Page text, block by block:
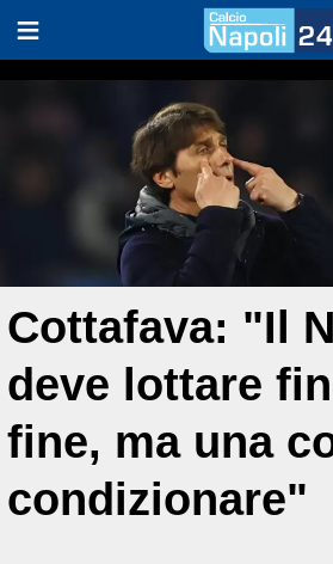
Cottafava: "Il
deve lottare
fine, ma una
condizionare"